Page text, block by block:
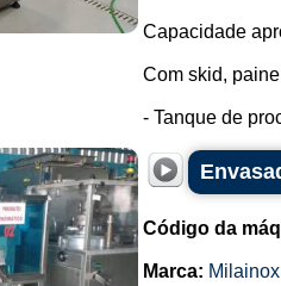
Capacidade
Com skid,
- Tanque de
Código da
Marca: Milainox